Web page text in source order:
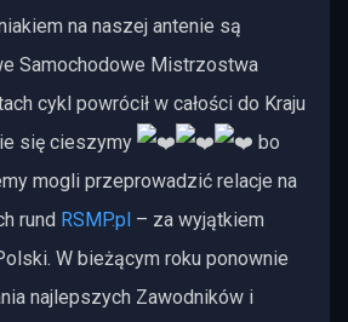
na naszej antenie są
Samochodowe Mistrzostwa
cykl powrócił w całości do Kraju
się cieszymy
bo
mogli przeprowadzić relacje na
rund RSMP.pl – za wyjątkiem
W bieżącym roku ponownie
najlepszych Zawodników i